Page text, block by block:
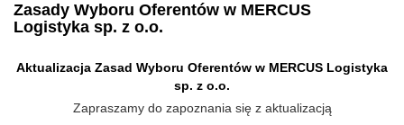
Zasady Wyboru Oferentów w MERCUS
Logistyka sp. z o.o.
Aktualizacja Zasad Wyboru Oferentów w MERCUS Logistyka
sp. z o.o.
Zapraszamy do zapoznania się z aktualizacją